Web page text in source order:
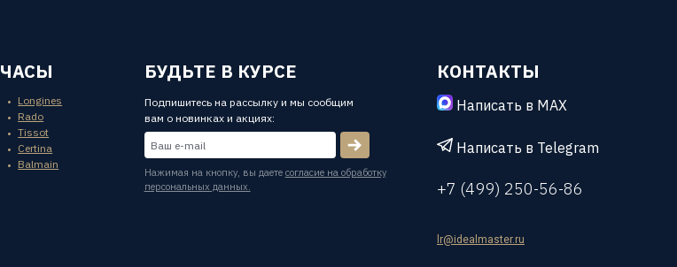
ЧАСЫ
Longines
Rado
Tissot
Certina
Balmain
БУДЬТЕ В КУРСЕ
Подпишитесь на рассылку и мы сообщим
вам о новинках и акциях:
Нажимая на кнопку, вы даете согласие на обработку
персональных данных.
КОНТАКТЫ
Написать в MAX
Написать в Telegram
+7 (499) 250-56-86
lr@idealmaster.ru